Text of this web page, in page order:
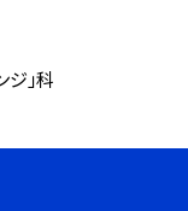
ジ」科